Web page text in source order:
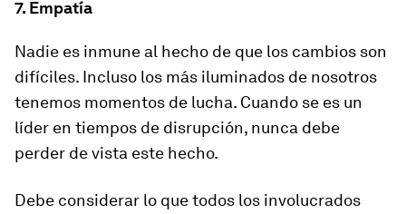
7. Empatía
Nadie es inmune al hecho de que los cambios son
difíciles. Incluso los más iluminados de nosotros
tenemos momentos de lucha. Cuando se es un
líder en tiempos de disrupción, nunca debe
perder de vista este hecho.
Debe considerar lo que todos los involucrados